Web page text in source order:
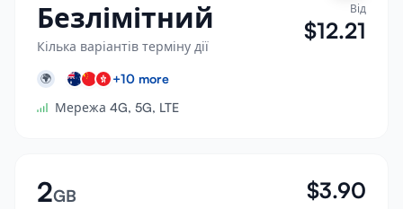
Безлімітний
Кілька варіантів терміну дії
Від
$12.21
🌍 +10 more
Мережа 4G, 5G, LTE
2GB $3.90